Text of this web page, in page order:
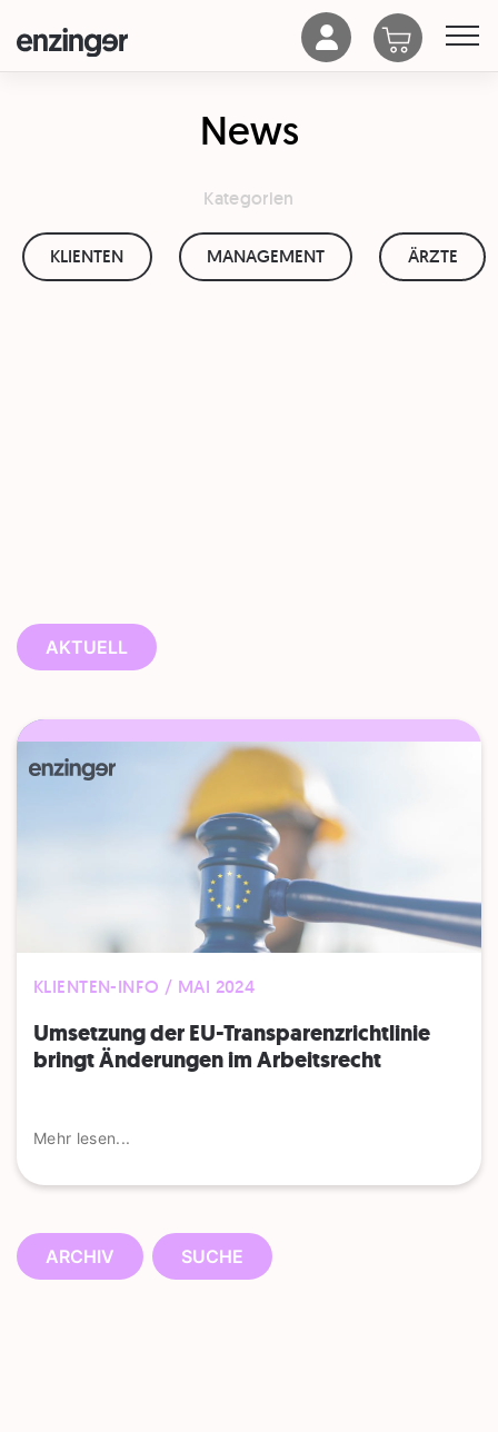
News
Kategorien
KLIENTEN MANAGEMENT ÄRZTE
AKTUELL
KLIENTEN-INFO / MAI 2024
Umsetzung der EU-Transparenzrichtlinie
bringt Änderungen im Arbeitsrecht
Mehr lesen...
ARCHIV SUCHE